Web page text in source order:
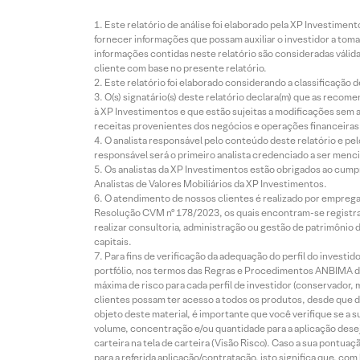
Este relatório de análise foi elaborado pela XP
fornecer informações que possam auxiliar o investidor a
informações contidas neste relatório são consideradas
cliente com base no presente relatório.
Este relatório foi elaborado considerando a classificação
O(s) signatário(s) deste relatório declara(m) que as
à XP Investimentos e que estão sujeitas a modificações
receitas provenientes dos negócios e operações
O analista responsável pelo conteúdo deste relatório e
responsável será o primeiro analista credenciado a ser
Os analistas da XP Investimentos estão obrigados ao
Analistas de Valores Mobiliários da XP Investimentos.
O atendimento de nossos clientes é realizado por
Resolução CVM nº 178/2023, os quais encontram-se
realizar consultoria, administração ou gestão de patrimônio
capitais.
Para fins de verificação da adequação do perfil do
portfólio, nos termos das Regras e Procedimentos
máxima de risco para cada perfil de investidor
clientes possam ter acesso a todos os produtos, desde que
objeto deste material, é importante que você verifique se a
volume, concentração e/ou quantidade para a aplicação
carteira na tela de carteira (Visão Risco). Caso a sua
para a referida aplicação/contratação, isto significa que,